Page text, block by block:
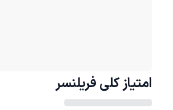
امتیاز کلی فریلنسر